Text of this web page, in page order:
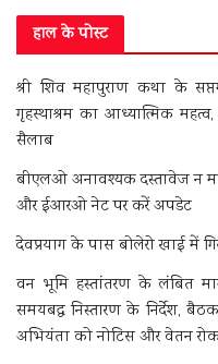
हाल के पोस्ट
श्री शिव महापुराण कथा के
गृहस्थाश्रम का आध्यात्मिक
सैलाब
बीएलओ अनावश्यक दस्तावेज न
और ईआरओ नेट पर करें अपडेट
देवप्रयाग के पास बोलेरो खाई में
वन भूमि हस्तांतरण के लंबित
समयबद्ध निस्तारण के निर्देश,
अभियंता को नोटिस और वेतन